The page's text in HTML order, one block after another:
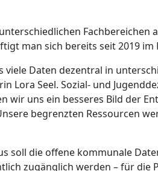
man sich bereits seit 2019
viele Daten dezentral in
Lora Seel. Sozial- und
wir uns ein besseres Bild der
begrenzten Ressourcen
soll die offene kommunale
zugänglich werden – für